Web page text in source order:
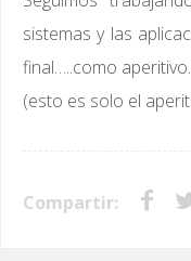
sistemas y las
final…..como
(esto es solo el
Compartir: